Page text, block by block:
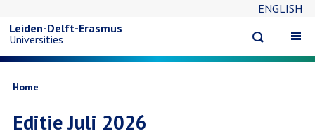
naar
ENGLISH
search
Leiden-Delft-Erasmus
Universities
Kruimelpad
Home
Editie Juli 2026